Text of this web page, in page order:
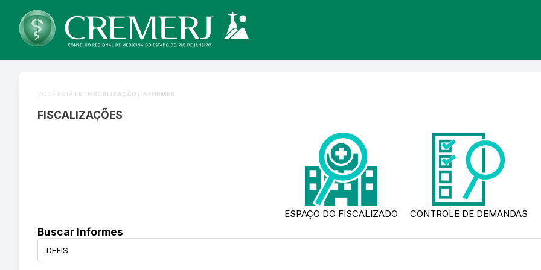
VOCÊ ESTÁ EM: FISCALIZAÇÃO / INFORMES
FISCALIZAÇÕES
ESPAÇO DO FISCALIZADO CONTROLE DE DEMANDAS
Buscar Informes